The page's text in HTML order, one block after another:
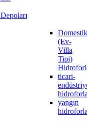
Domestik
(Ev-
Villa
Tipi)
ticari-
yangın